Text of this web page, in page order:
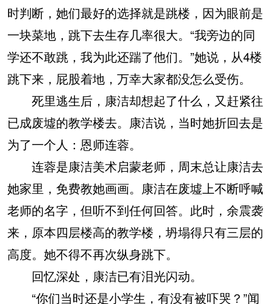
时判断，她们最好的选择就是跳楼，因为眼前是
一块菜地，跳下去生存几率很大。“我旁边的同
学还不敢跳，我为此还踹了他们。”她说，从4楼
跳下来，屁股着地，万幸大家都没怎么受伤。
死里逃生后，康洁却想起了什么，又赶紧往
已成废墟的教学楼去。康洁说，当时她折回去是
为了一个人：恩师连蓉。
连蓉是康洁美术启蒙老师，周末总让康洁去
她家里，免费教她画画。康洁在废墟上不断呼喊
老师的名字，但听不到任何回答。此时，余震袭
来，原本四层楼高的教学楼，坍塌得只有三层的
高度。她不得不再次纵身跳下。
回忆深处，康洁已有泪光闪动。
“你们当时还是小学生，有没有被吓哭？”闻